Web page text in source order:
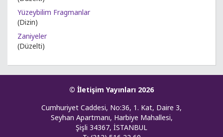
Yüzeybilim Fragmanlar
(Dizin)
Zaniyeler
(Düzelti)
© İletişim Yayınları 2026
Cumhuriyet Caddesi, No:36, 1. Kat, Daire 3,
Seyhan Apartmanı, Harbiye Mahallesi,
Şişli 34367, İSTANBUL